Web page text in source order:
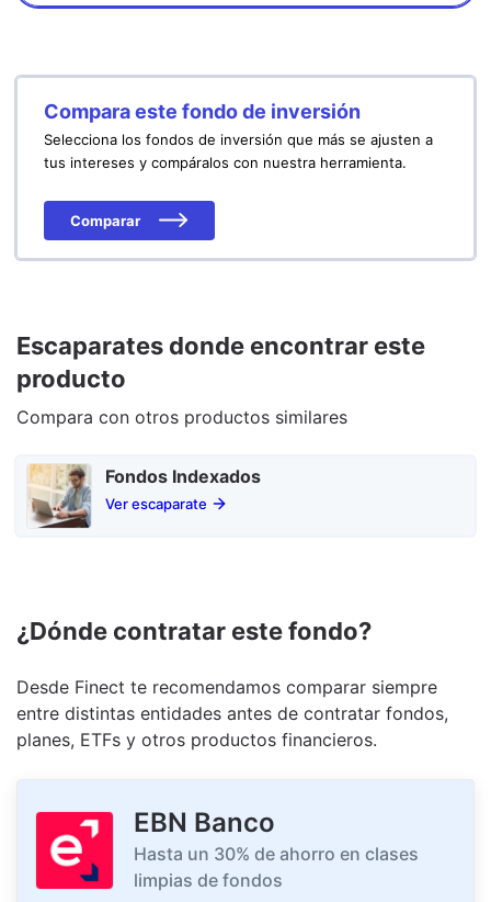
Compara este fondo de inversión
Selecciona los fondos de inversión que más se ajusten a
tus intereses y compáralos con nuestra herramienta.
Comparar
Escaparates donde encontrar este
producto
Compara con otros productos similares
Fondos Indexados
Ver escaparate
¿Dónde contratar este fondo?
Desde Finect te recomendamos comparar siempre
entre distintas entidades antes de contratar fondos,
planes, ETFs y otros productos financieros.
EBN Banco
Hasta un 30% de ahorro en clases
limpias de fondos